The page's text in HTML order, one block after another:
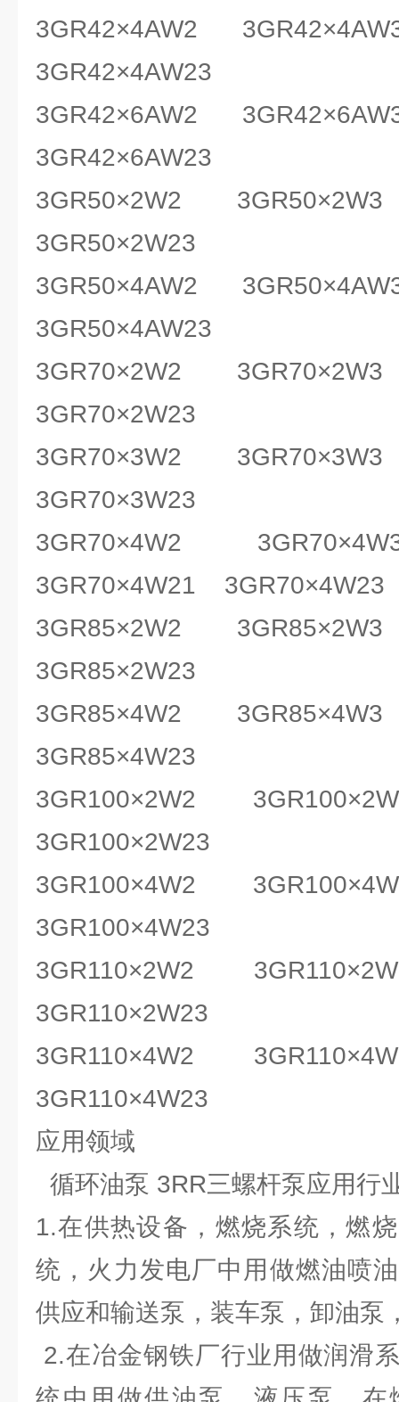
3GR42×4AW2
3GR42×4AW23
3GR42×6AW2
3GR42×6AW23
3GR50×2W2
3GR50×2W23
3GR50×4AW2
3GR50×4AW23
3GR70×2W2
3GR70×2W23
3GR70×3W2
3GR70×3W23
3GR70×4W2
3GR70×4W21 3GR70×4W23
3GR85×2W2
3GR85×2W23
3GR85×4W2
3GR85×4W23
3GR100×2W2
3GR100×2W23
3GR100×4W2
3GR100×4W23
3GR110×2W2
3GR110×2W23
3GR110×4W2
3GR110×4W23
应用领域
循环油泵 3RR三螺杆泵应用行
1.在供热设备，燃烧系统，燃
统，火力发电厂中用做燃油喷
供应和输送泵，装车泵，卸油泵
2.在冶金钢铁厂行业用做润滑